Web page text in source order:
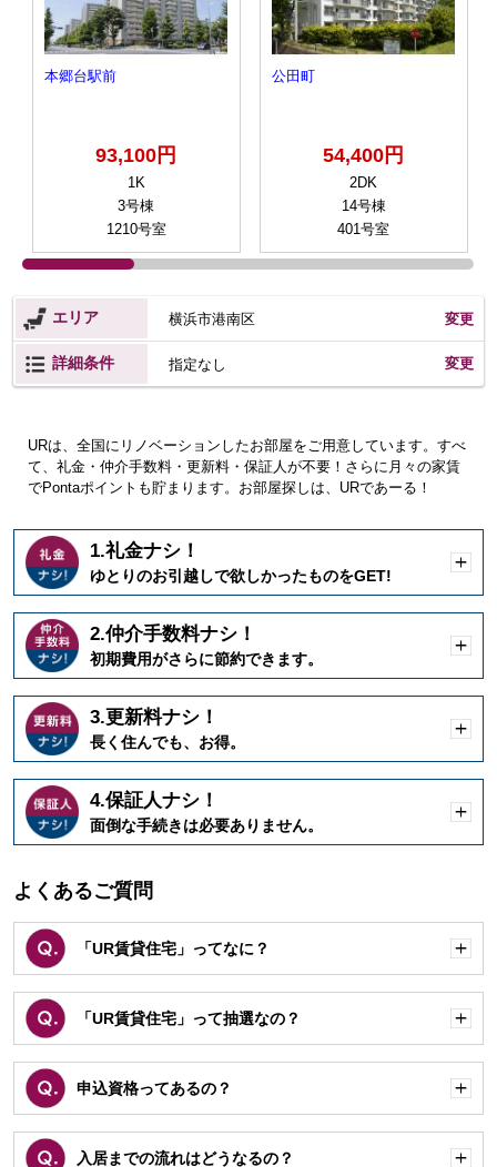
本郷台駅前
93,100円
1K
3号棟
1210号室
公田町
54,400円
2DK
14号棟
401号室
エリア 横浜市港南区 変更
詳細条件 指定なし 変更
URは、全国にリノベーションしたお部屋をご用意しています。すべ
て、礼金・仲介手数料・更新料・保証人が不要！さらに月々の家賃
でPontaポイントも貯まります。お部屋探しは、URであーる！
1.礼金ナシ！
ゆとりのお引越しで欲しかったものをGET!
く
2.仲介手数料ナシ！
初期費用がさらに節約できます。
く
3.更新料ナシ！
長く住んでも、お得。
く
4.保証人ナシ！
面倒な手続きは必要ありません。
く
よくあるご質問
「UR賃貸住宅」ってなに？
く
「UR賃貸住宅」って抽選なの？
く
申込資格ってあるの？
く
入居までの流れはどうなるの？